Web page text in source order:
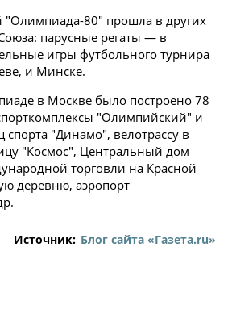
"Олимпиада-80" прошла в других
парусные регаты — в
игры футбольного турнира
и Минске.
в Москве было построено 78
"Олимпийский" и
"Динамо", велотрассу в
"Космос", Центральный дом
торговли на Красной
деревню, аэропорт
Источник: Блог сайта «Газета.ru»